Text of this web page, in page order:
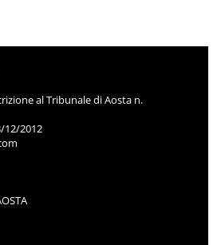
al Tribunale di Aosta n.
12/2012